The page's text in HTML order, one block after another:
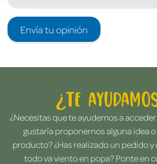
Envía tu opinión
¿Te
¿Necesitas que te ayudemos a acceder
gustaría proponernos alguna idea
producto? ¿Has realizado un pedido y
todo va viento en popa? Ponte en